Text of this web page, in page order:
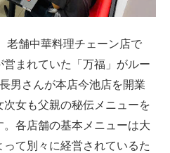
老舗中華料理チェーン店で
まれていた「万福」がルー
男さんが本店今池店を開業
女も父親の秘伝メニューを
各店舗の基本メニューは大
て別々に経営されているた